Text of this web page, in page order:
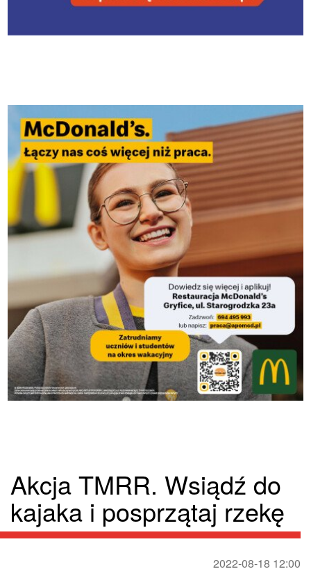
Akcja TMRR. Wsiądź do
kajaka i posprzątaj rzekę
2022-08-18 12:00